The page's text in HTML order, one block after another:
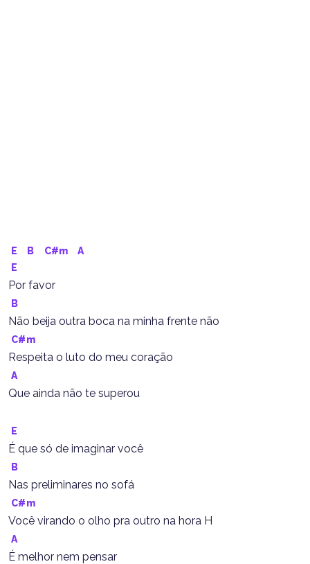
E B C#m
A
E
Por favor
B
Não beija outra boca na minha frente não
C#m
Respeita o luto do meu coração
A
Que ainda não te superou
E
É que só de imaginar você
B
Nas preliminares no sofá
C#m
Você virando o olho pra outro na hora H
A
É melhor nem pensar